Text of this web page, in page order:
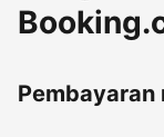
Pembayaran